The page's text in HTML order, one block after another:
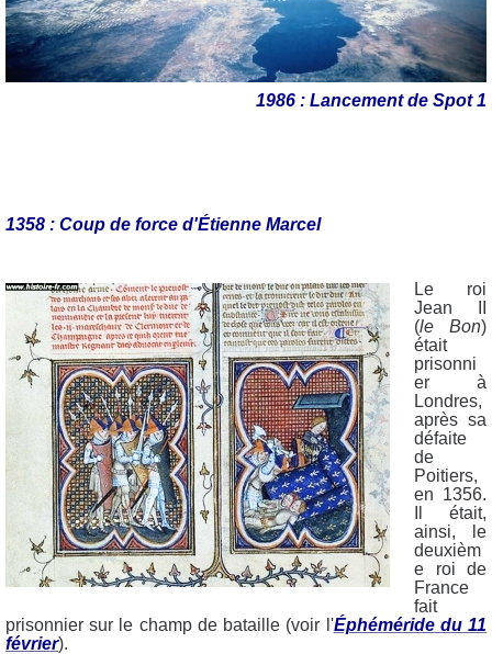
1986 : Lancement de Spot 1
1358 : Coup de force d'Étienne Marcel
Le roi
Jean II
(le Bon)
était
prisonni
er à
Londres,
après sa
défaite
de
Poitiers,
en 1356.
Il était,
ainsi, le
deuxièm
e roi de
France
fait
prisonnier sur le champ de bataille (voir l'Éphéméride du 11
février).